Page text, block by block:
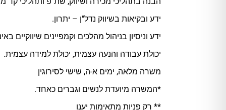
ידע ובקיאות בשיווק נדל"ן – יתרון.
ידע וניסיון בניהול מהלכים וקמפיינים שיווקיים
יכולת עבודה והנעה עצמית, יכולת למידה עצמית.
משרה מלאה, ימים א-ה, שישי לסירוגין
*המשרה מיועדת לנשים וגברים כאחד.
** רק פניות מתאימות יענו